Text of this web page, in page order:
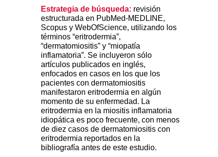
Estrategia de búsqueda: revisión
estructurada en PubMed-MEDLINE,
Scopus y WebOfScience, utilizando los
términos “eritrodermia”,
“dermatomiositis” y “miopatía
inflamatoria”. Se incluyeron sólo
artículos publicados en inglés,
enfocados en casos en los que los
pacientes con dermatomiositis
manifestaron eritrodermia en algún
momento de su enfermedad. La
eritrodermia en la miositis inflamatoria
idiopática es poco frecuente, con menos
de diez casos de dermatomiositis con
eritrodermia reportados en la
bibliografía antes de este estudio.